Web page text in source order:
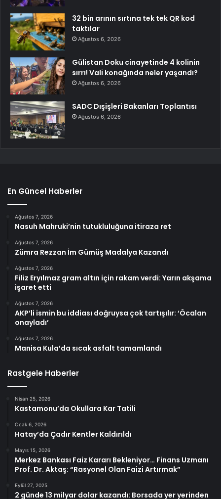
32 bin arının sırtına tek tek QR kod
taktılar
Ağustos 6, 2026
Gülistan Doku cinayetinde 4 kolinin
sırrı! Vali konağında neler yaşandı?
Ağustos 6, 2026
SADC Dışişleri Bakanları Toplantısı
Ağustos 6, 2026
En Güncel Haberler
Ağustos 7, 2026
Nasuh Mahruki’nin tutukluluğuna itiraza ret
Ağustos 7, 2026
Zümra Rezzan İm Gümüş Madalya Kazandı
Ağustos 7, 2026
Filiz Eryılmaz gram altın için rakam verdi: Yarın akşama
işaret etti
Ağustos 7, 2026
AKP’li ismin bu iddiası doğruysa çok tartışılır: ‘Öcalan
onayladı’
Ağustos 7, 2026
Manisa Kula’da sıcak asfalt tamamlandı
Rastgele Haberler
Nisan 25, 2026
Kastamonu’da Okullara Kar Tatili
Ocak 6, 2026
Hatay’da Çadır Kentler Kaldırıldı
Mayıs 15, 2026
Merkez Bankası Faiz Kararı Bekleniyor… Finans Uzmanı
Prof. Dr. Aktaş: “Rasyonel Olan Faizi Artırmak”
Eylül 27, 2025
2 günde 13 milyar dolar kazandı: Borsada yer yerinden